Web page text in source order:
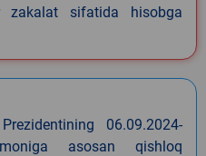
zakalat sifatida hisobga
06.09.2024-
asosan qishloq